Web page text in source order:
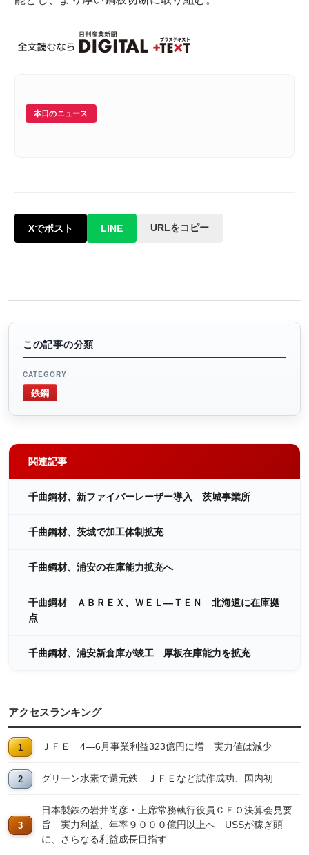
本日のニュース
Xでポスト LINE URLをコピー
この記事の分類
CATEGORY
鉄鋼
関連記事
千曲鋼材、新ファイバーレーザー導入 茨城事業所
千曲鋼材、茨城で加工体制拡充
千曲鋼材、浦安の在庫能力拡充へ
千曲鋼材 ＡＢＲＥＸ、ＷＥＬ―ＴＥＮ 北海道に在庫拠
点
千曲鋼材、浦安新倉庫が竣工 厚板在庫能力を拡充
アクセスランキング
ＪＦＥ 4―6月事業利益323億円に増 実力値は減少
グリーン水素で還元鉄 ＪＦＥなど試作成功、国内初
日本製鉄の岩井尚彦・上席常務執行役員ＣＦＯ決算会見要
旨 実力利益、年率９０００億円以上へ USSが稼ぎ頭
に、さらなる利益成長目指す